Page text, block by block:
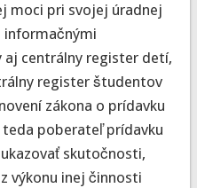
moci pri svojej úradnej
informačnými
aj centrálny register detí,
register študentov
zákona o prídavku
poberateľ prídavku
skutočnosti,
výkonu inej činnosti